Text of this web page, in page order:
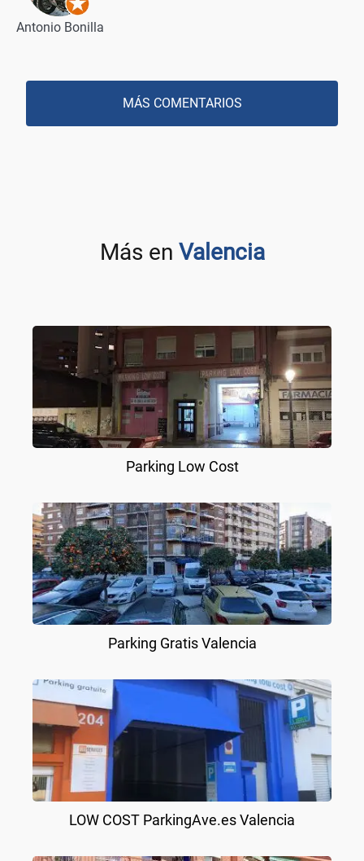
Antonio Bonilla
MÁS COMENTARIOS
Más en Valencia
Parking Low Cost
Parking Gratis Valencia
LOW COST ParkingAve.es Valencia